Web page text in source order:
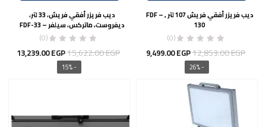
ديب فريزر أفقي فريش 107 لتر , FDF –
130
(0)
12,853.00EGP
السعر
الأصلي
هو:
12,853.00 EGP.
9,499.00EGP
- 26%
ديب فريزر أفقي فريش، 33 لتر،
ديفروست، ماتركس، سيلفر – FDF-33
(0)
15,622.00EGP
السعر
الأصلي
13,239.00EGP
- 15%